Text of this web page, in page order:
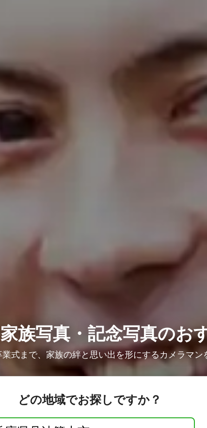
族写真・記念写真のお
式まで、家族の絆と思い出を形にするカメラマン
どの地域でお探しですか？